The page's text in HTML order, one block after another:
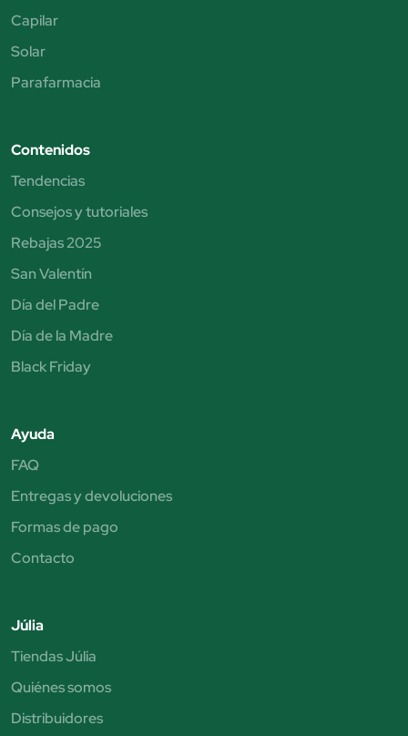
Capilar
Solar
Parafarmacia
Contenidos
Tendencias
Consejos y tutoriales
Rebajas 2025
San Valentín
Día del Padre
Día de la Madre
Black Friday
Ayuda
FAQ
Entregas y devoluciones
Formas de pago
Contacto
Júlia
Tiendas Júlia
Quiénes somos
Distribuidores